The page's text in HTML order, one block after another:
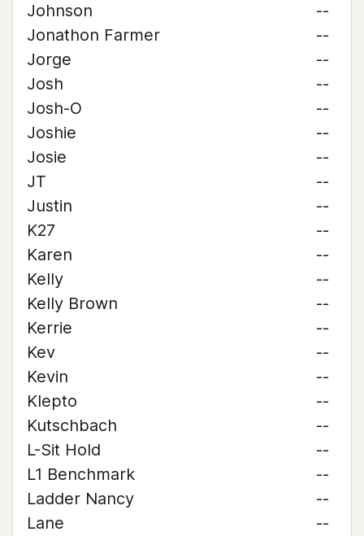
Johnson
--
Jonathon Farmer
--
Jorge
--
Josh
--
Josh-O
--
Joshie
--
Josie
--
JT
--
Justin
--
K27
--
Karen
--
Kelly
--
Kelly Brown
--
Kerrie
--
Kev
--
Kevin
--
Klepto
--
Kutschbach
--
L-Sit Hold
--
L1 Benchmark
--
Ladder Nancy
--
Lane
--